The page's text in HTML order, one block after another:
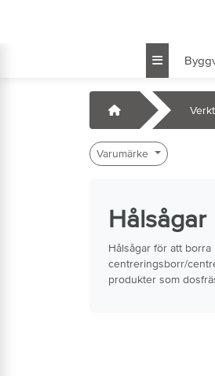
Startsida
Varumärke
Hålsågar
Hålsågar för att
centreringsborr/
produkter som